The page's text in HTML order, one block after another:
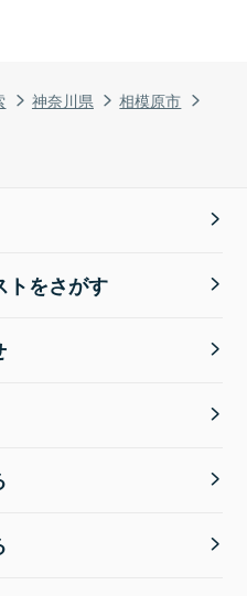
神奈川県
相模原市
トをさがす